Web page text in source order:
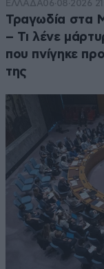
ΕΛΛΑΔΑ06·08·2026
Τραγωδία στα
– Τι λένε
που πνίγηκε
της